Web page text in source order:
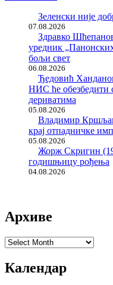
Зеленски није
07.08.2026
Здравко
уредник
бољи свет
06.08.2026
Ђедовић
НИС ће обезбедити
дериватима
05.08.2026
Владимир
крај отпадничке
05.08.2026
Жорж Скригин
годишњицу рођења
04.08.2026
Архиве
Архиве
Календар